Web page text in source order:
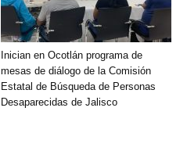
Inician en Ocotlán programa de
mesas de diálogo de la Comisión
Estatal de Búsqueda de Personas
Desaparecidas de Jalisco